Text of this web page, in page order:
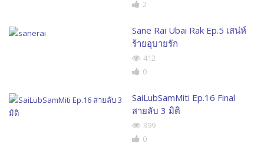
2
Sane Rai Ubai Rak Ep.5 เสน่ห์
ร้ายอุบายรัก
412
0
SaiLubSamMiti Ep.16 Final
สายลับ 3 มิติ
399
0